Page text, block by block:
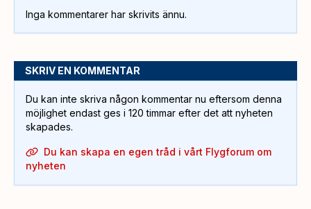
Inga kommentarer har skrivits ännu.
SKRIV EN KOMMENTAR
Du kan inte skriva någon kommentar nu eftersom denna
möjlighet endast ges i 120 timmar efter det att nyheten
skapades.
Du kan skapa en egen tråd i vårt Flygforum om
nyheten